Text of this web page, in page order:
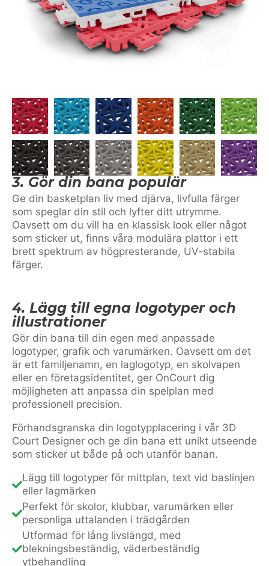
3. Gör din bana populär
Ge din basketplan liv med djärva, livfulla färger
som speglar din stil och lyfter ditt utrymme.
Oavsett om du vill ha en klassisk look eller något
som sticker ut, finns våra modulära plattor i ett
brett spektrum av högpresterande, UV-stabila
färger.
4. Lägg till egna logotyper och
illustrationer
Gör din bana till din egen med anpassade
logotyper, grafik och varumärken. Oavsett om det
är ett familjenamn, en laglogotyp, en skolvapen
eller en företagsidentitet, ger OnCourt dig
möjligheten att anpassa din spelplan med
professionell precision.
Förhandsgranska din logotypplacering i vår 3D
Court Designer och ge din bana ett unikt utseende
som sticker ut både på och utanför banan.
Lägg till logotyper för mittplan, text vid baslinjen
eller lagmärken
Perfekt för skolor, klubbar, varumärken eller
personliga uttalanden i trädgården
Utformad för lång livslängd, med
blekningsbeständig, väderbeständig
ytbehandling